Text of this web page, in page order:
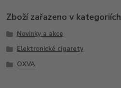
Zboží zařazeno v kategoriích
Novinky a akce
Elektronické cigarety
OXVA